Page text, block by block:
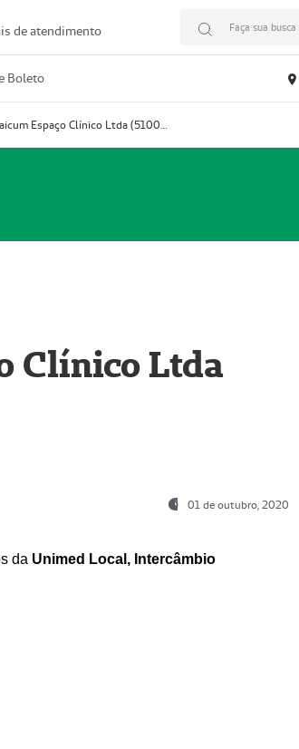
de atendimento Faça sua busca
Boleto
Prestador Mosaicum Espaço Clínico Ltda (51004352-0)
Clínico Ltda
01 de outubro, 2020
da Unimed Local, Intercâmbio